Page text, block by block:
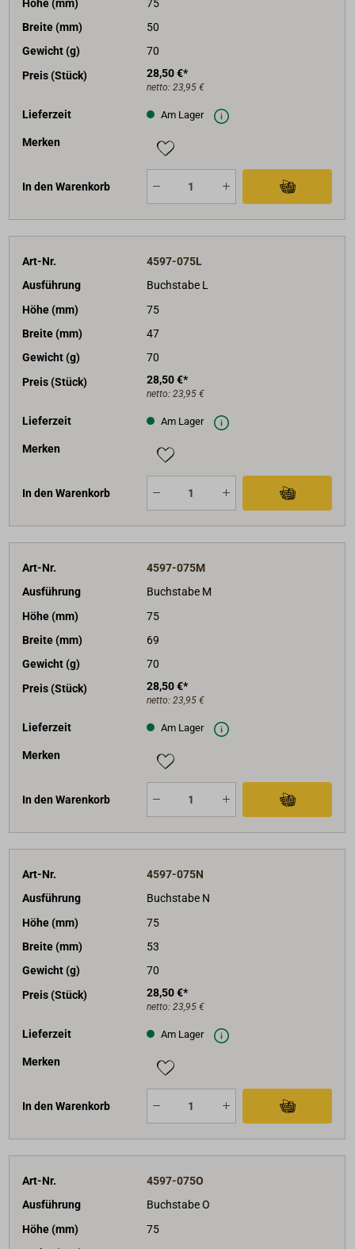
Höhe (mm)
75
Breite (mm)
50
Gewicht (g)
70
Preis (Stück)
28,50 €*
netto: 23,95 €
Lieferzeit Am Lager
Merken
In den Warenkorb
Art-Nr.
4597-075L
Ausführung
Buchstabe L
Höhe (mm)
75
Breite (mm)
47
Gewicht (g)
70
Preis (Stück)
28,50 €*
netto: 23,95 €
Lieferzeit Am Lager
Merken
In den Warenkorb
Art-Nr.
4597-075M
Ausführung
Buchstabe M
Höhe (mm)
75
Breite (mm)
69
Gewicht (g)
70
Preis (Stück)
28,50 €*
netto: 23,95 €
Lieferzeit Am Lager
Merken
In den Warenkorb
Art-Nr.
4597-075N
Ausführung
Buchstabe N
Höhe (mm)
75
Breite (mm)
53
Gewicht (g)
70
Preis (Stück)
28,50 €*
netto: 23,95 €
Lieferzeit Am Lager
Merken
In den Warenkorb
Art-Nr.
4597-075O
Ausführung
Buchstabe O
Höhe (mm)
75